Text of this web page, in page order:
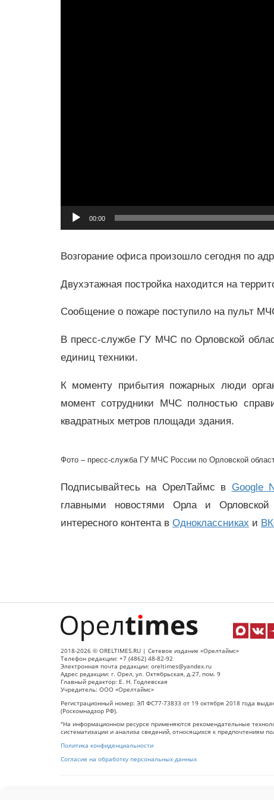
00:00
Возгорание офиса произошло сегодня по
Двухэтажная постройка находится на
Сообщение о пожаре поступило на пульт
В пресс-службе ГУ МЧС по Орловской
единиц техники.
К моменту прибытия пожарных люди
момент сотрудники МЧС полностью
квадратных метров площади здания.
Фото – пресс-служба ГУ МЧС России по Орловской
Подписывайтесь на ОрелТаймс в Google
главными новостями Орла и
интересного контента в Одноклассниках и
2018-2026 © ORELTIMES.RU | Сетевое издание «Орелтаймс»
Телефон редакции: +7 (4862) 48-82-92
Электронная почта редакции: oreltimes@yandex.ru
Адрес редакции: г. Орел, ул. Октябрьская, д.27, пом. 9
Главный редактор: Е. Н. Годлевская
Учредитель: ООО «Орелтаймс»
Регистрационный номер: ЭЛ ФС77-73833 от 19 октября 2018 года
(Роскомнадзор РФ).
"На информационном ресурсе применяются рекомендательные
систематизации и анализа сведений, относящихся к предпочтениям
Политика конфиденциальности
Согласие на обработку персональных данных